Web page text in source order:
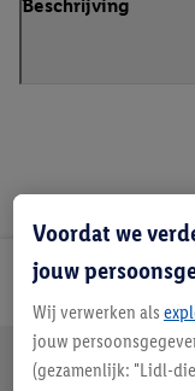
Beschrijving
Jouw voordelen bij
Gratis retourneren
Voordat we
jouw
Wij verwerken als
jouw
(gezamenlijk: "Lidl-